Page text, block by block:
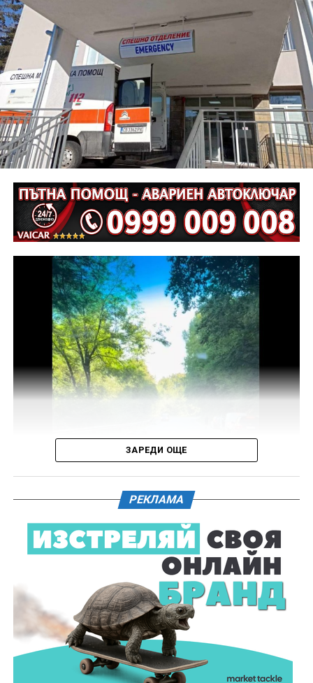
161+400 (главен път гр. Габрово –връх Шипка) са
нарушени правилата за движение по пътищата, като
при управление на мотоциклет „Ямаха“, по
непредпазливост е причинена смъртта на водача му
Г. Г., на 61 години.
Неотложните следствени действия са извършени от
екип на ОД на МВР – Габрово съвместно с
автоексперт, като на място са изготвени и снимки.
Извършена е аутопсия на тялото на пострадалия и е
назначена съдебномедицинска експертиза.
Предстои назначаването на автотехническа
експертиза относно причините и механизма на
възникналото пътнотранспортно произшествие.
На полицейските органи са възложени оперативно –
издирвателни мероприятия, свързани с
установяване на предходно преминали по трасето
на инкриминираната дата моторни превозни
средства, с евентуално последвало
компрометиране на пътната настилка.
Във връзка с изясняване на този въпрос предстои
назначаване на химическа експертиза на иззети в
Действията по разследването продължават под
ръководството на Окръжна прокуратура – Габрово.
61-годишен мъж от севлиевското село Шумата
загуби живота след като катастрофира с мотор.
Тежкият инцидент е станал в събота, 1 август, около
10.00 часа в прохода Шипка. По данни на полицията
мотористът е самокатастрофирал.
На място незабавно е бил изпратен полицейски
екип, който установил самоличността на водача. Той
е бил транспортиран в габровската болница, където
по-късно починал.
ЗАРЕДИ ОЩЕ
РЕКЛАМА